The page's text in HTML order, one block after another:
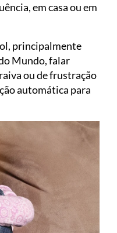
em casa ou em
principalmente
Mundo, falar
ou de frustração
automática para